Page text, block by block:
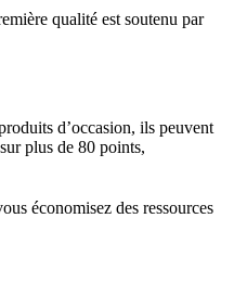
qualité est soutenu par
d’occasion, ils peuvent
plus de 80 points,
économisez des ressources